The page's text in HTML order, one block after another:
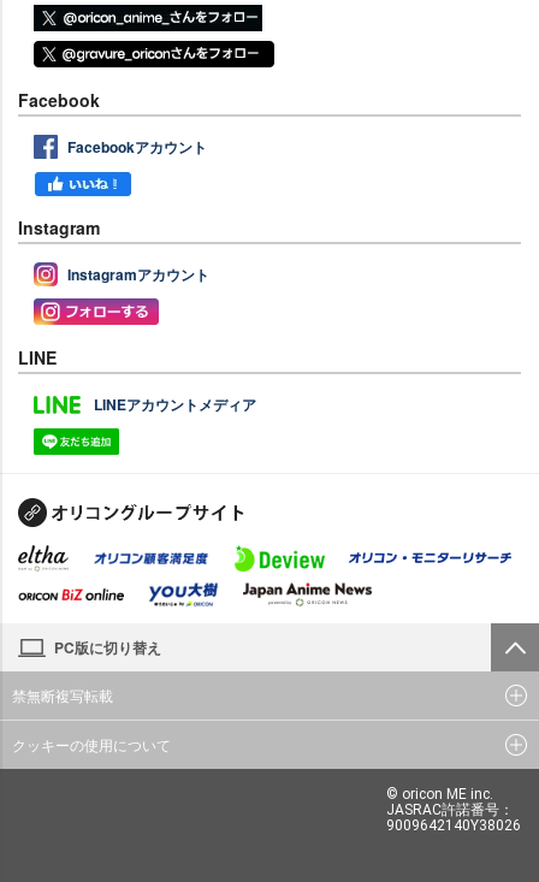
Facebook
Facebookアカウント
Instagram
Instagramアカウント
LINE
LINEアカウントメディア
PC版に切り替え
禁無断複写転載
クッキーの使用について
© oricon ME inc.
JASRAC許諾番号：
9009642140Y38026